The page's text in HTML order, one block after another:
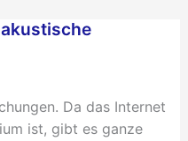
Da das Internet
ist, gibt es ganze